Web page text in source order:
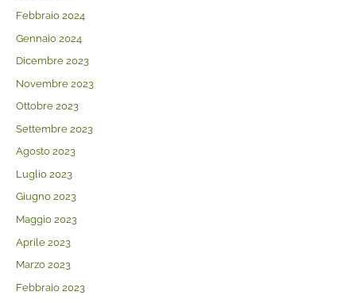
Febbraio 2024
Gennaio 2024
Dicembre 2023
Novembre 2023
Ottobre 2023
Settembre 2023
Agosto 2023
Luglio 2023
Giugno 2023
Maggio 2023
Aprile 2023
Marzo 2023
Febbraio 2023